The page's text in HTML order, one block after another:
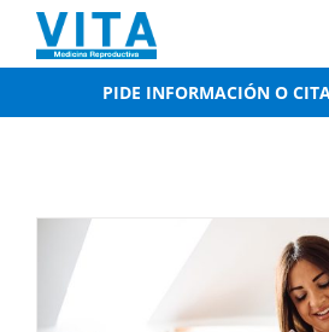
content
PIDE INFORMACIÓN O